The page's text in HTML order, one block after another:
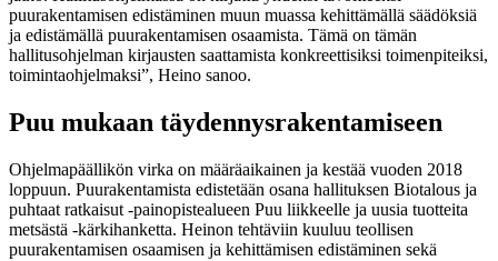
puurakentamisen edistäminen muun muassa kehittämällä säädöksiä
ja edistämällä puurakentamisen osaamista. Tämä on tämän
hallitusohjelman kir­jausten saattamista konkreettisiksi toimenpiteiksi,
toimintaohjelmaksi”, Heino sanoo.
Puu mukaan täydennysrakentamiseen
Ohjelmapäällikön virka on määräaikainen ja kestää vuoden 2018
loppuun. Puurakentamista edistetään osana hallituksen Biotalous ja
puhtaat ratkaisut -painopistealueen Puu liikkeelle ja uusia tuotteita
metsästä -kärkihanketta. Heinon tehtäviin kuuluu teollisen
puurakentamisen osaamisen ja kehittämisen edistäminen sekä